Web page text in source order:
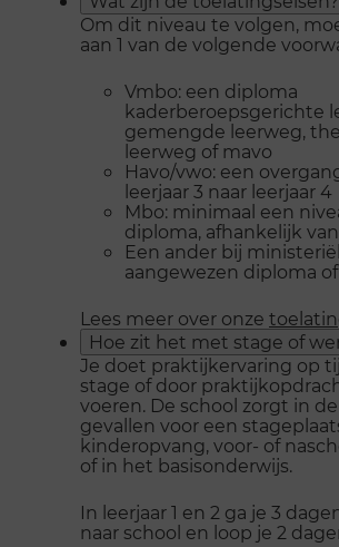
Om dit niveau te volgen,
aan 1 van de volgende
Vmbo: een diploma
kaderberoepsgerichte
gemengde leerweg,
leerweg of mavo
Havo/vwo: een
leerjaar 3 naar leerjaar 4
Mbo: minimaal een
diploma, afhankelijk
Een ander bij
aangewezen diploma
Lees meer over onze
Hoe zit het met stage of
Je doet praktijkervaring op
stage of door
voeren. De school zorgt in
gevallen voor een
kinderopvang, voor- of
of in het basisonderwijs.
In leerjaar 1 en 2 ga je 3
naar school en loop je 2